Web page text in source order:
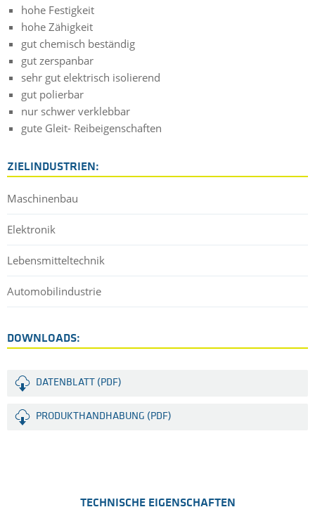
hohe Festigkeit
hohe Zähigkeit
gut chemisch beständig
gut zerspanbar
sehr gut elektrisch isolierend
gut polierbar
nur schwer verklebbar
gute Gleit- Reibeigenschaften
ZIELINDUSTRIEN:
Maschinenbau
Elektronik
Lebensmitteltechnik
Automobilindustrie
DOWNLOADS:
DATENBLATT (PDF)
PRODUKTHANDHABUNG (PDF)
TECHNISCHE EIGENSCHAFTEN